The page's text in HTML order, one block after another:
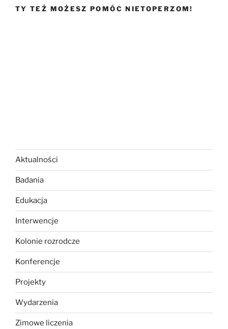
TY TEŻ MOŻESZ POMÓC NIETOPERZOM!
Aktualności
Badania
Edukacja
Interwencje
Kolonie rozrodcze
Konferencje
Projekty
Wydarzenia
Zimowe liczenia